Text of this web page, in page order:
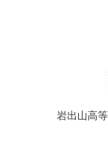
岩出山高